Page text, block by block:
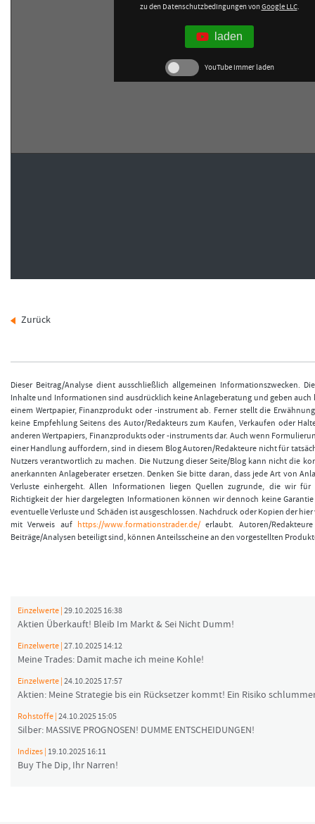
zu den Datenschutzbedingungen vonGoogle LLC.
laden
YouTube immer laden
Zurück
Dieser Beitrag/Analyse dient ausschließlich allgemeinen Informationszwecken.
Inhalte und Informationen sind ausdrücklich keine Anlageberatung und geben
einem Wertpapier, Finanzprodukt oder -instrument ab. Ferner stellt die
keine Empfehlung Seitens des Autor/Redakteurs zum Kaufen, Verkaufen oder
anderen Wertpapiers, Finanzprodukts oder -instruments dar. Auch wenn
einer Handlung auffordern, sind in diesem Blog Autoren/Redakteure nicht für
Nutzers verantwortlich zu machen. Die Nutzung dieser Seite/Blog kann nicht die
anerkannten Anlageberater ersetzen. Denken Sie bitte daran, dass jede Art von
Verluste einhergeht. Allen Informationen liegen Quellen zugrunde, die wir für
Richtigkeit der hier dargelegten Informationen können wir dennoch keine
eventuelle Verluste und Schäden ist ausgeschlossen. Nachdruck oder Kopien der
mit Verweis auf https://www.formationstrader.de/erlaubt. Autoren/
Beiträge/Analysen beteiligt sind, können Anteilsscheine an den vorgestellten
Einzelwerte | 29.10.2025 16:38
Aktien Überkauft! Bleib Im Markt & Sei Nicht Dumm!
Einzelwerte | 27.10.2025 14:12
Meine Trades: Damit mache ich meine Kohle!
Einzelwerte | 24.10.2025 17:57
Aktien: Meine Strategie bis ein Rücksetzer kommt! Ein Risiko
Rohstoffe | 24.10.2025 15:05
Silber: MASSIVE PROGNOSEN! DUMME ENTSCHEIDUNGEN!
Indizes | 19.10.2025 16:11
Buy The Dip, Ihr Narren!